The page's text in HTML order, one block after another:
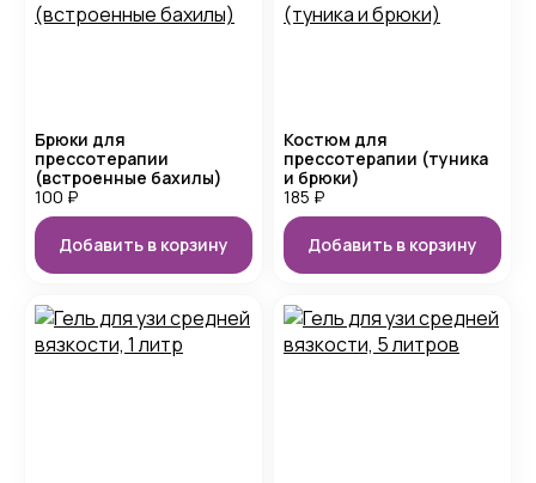
Брюки для
прессотерапии
(встроенные бахилы)
100 ₽
Добавить в корзину
Костюм для
прессотерапии (туника
и брюки)
185 ₽
Добавить в корзину